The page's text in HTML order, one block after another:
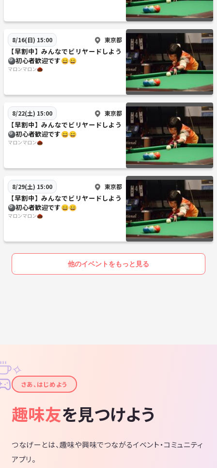
8/16(日) 15:00 東京都
【早割中】みんなでビリヤードしよう
🎱初心者歓迎です😄😄
マロンマロン🌰
8/22(土) 15:00 東京都
【早割中】みんなでビリヤードしよう
🎱初心者歓迎です😄😄
マロンマロン🌰
8/29(土) 15:00 東京都
【早割中】みんなでビリヤードしよう
🎱初心者歓迎です😄😄
マロンマロン🌰
他のイベントをもっと見る
✦
✧
さあ、はじめよう
趣味友を見つけよう
つなげーとは、趣味や興味でつながるイベント・コミュニティ
アプリ。